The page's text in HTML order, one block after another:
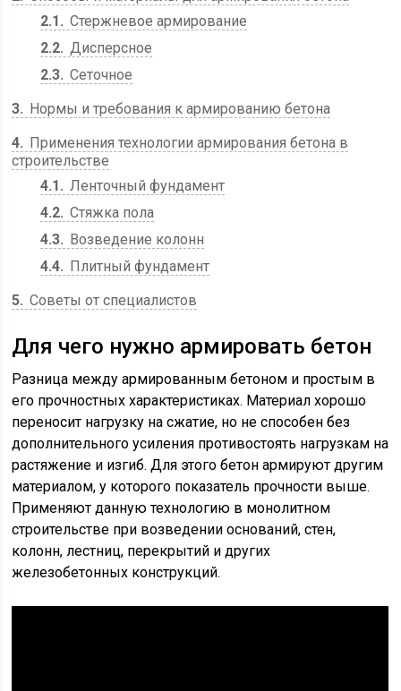
2.1
Стержневое армирование
2.2 Дисперсное
2.3 Сеточное
3
Нормы и требования к армированию бетона
4
Применения технологии армирования бетона в
строительстве
4.1
Ленточный фундамент
4.2 Стяжка пола
4.3
Возведение колонн
4.4
Плитный фундамент
5 Советы от специалистов
Для чего нужно армировать бетон
Разница между армированным бетоном и простым в
его прочностных характеристиках. Материал хорошо
переносит нагрузку на сжатие, но не способен без
дополнительного усиления противостоять нагрузкам на
растяжение и изгиб. Для этого бетон армируют другим
материалом, у которого показатель прочности выше.
Применяют данную технологию в монолитном
строительстве при возведении оснований, стен,
колонн, лестниц, перекрытий и других
железобетонных конструкций.